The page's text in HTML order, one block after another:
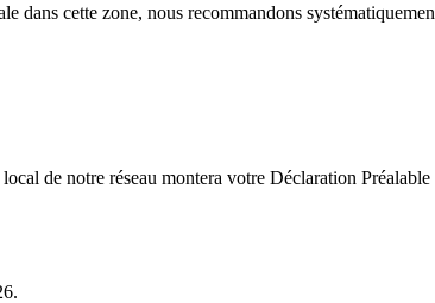
dans cette zone, nous recommandons
de notre réseau montera votre Déclaration